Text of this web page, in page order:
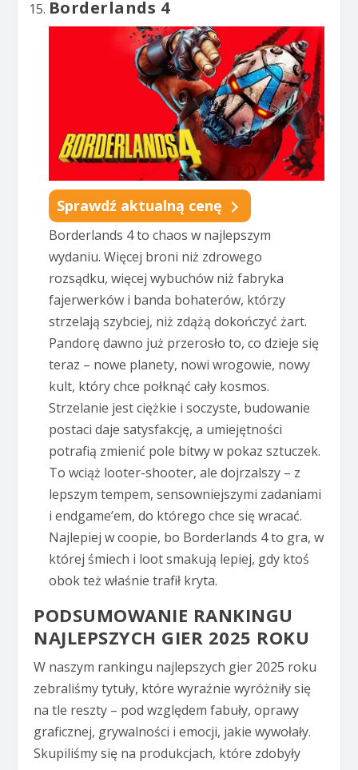
Borderlands 4
Sprawdź aktualną cenę
Borderlands 4 to chaos w najlepszym
wydaniu. Więcej broni niż zdrowego
rozsądku, więcej wybuchów niż fabryka
fajerwerków i banda bohaterów, którzy
strzelają szybciej, niż zdążą dokończyć żart.
Pandorę dawno już przerosło to, co dzieje się
teraz – nowe planety, nowi wrogowie, nowy
kult, który chce połknąć cały kosmos.
Strzelanie jest ciężkie i soczyste, budowanie
postaci daje satysfakcję, a umiejętności
potrafią zmienić pole bitwy w pokaz sztuczek.
To wciąż looter-shooter, ale dojrzalszy – z
lepszym tempem, sensowniejszymi zadaniami
i endgame’em, do którego chce się wracać.
Najlepiej w coopie, bo Borderlands 4 to gra, w
której śmiech i loot smakują lepiej, gdy ktoś
obok też właśnie trafił kryta.
PODSUMOWANIE RANKINGU
NAJLEPSZYCH GIER 2025 ROKU
W naszym rankingu najlepszych gier 2025 roku
zebraliśmy tytuły, które wyraźnie wyróżniły się
na tle reszty – pod względem fabuły, oprawy
graficznej, grywalności i emocji, jakie wywołały.
Skupiliśmy się na produkcjach, które zdobyły